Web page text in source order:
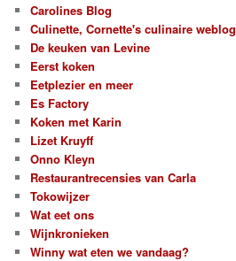
h
Carolines Blog
Culinette, Cornette's culinaire weblog
De keuken van Levine
Eerst koken
Eetplezier en meer
Es Factory
Koken met Karin
Lizet Kruyff
Onno Kleyn
Restaurantrecensies van Carla
Tokowijzer
Wat eet ons
Wijnkronieken
Winny wat eten we vandaag?